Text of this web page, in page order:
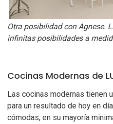
Otra posibilidad con Agnese.
infinitas posibilidades a
Cocinas Modernas de
Las cocinas modernas tienen
para un resultado de hoy en
cómodas, en su mayoría